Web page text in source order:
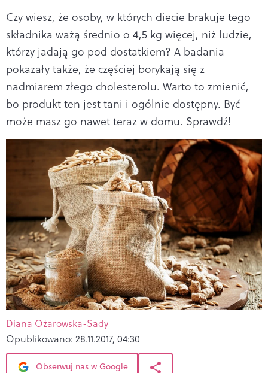
Czy wiesz, że osoby, w których diecie brakuje tego
składnika ważą średnio o 4,5 kg więcej, niż ludzie,
którzy jadają go pod dostatkiem? A badania
pokazały także, że częściej borykają się z
nadmiarem złego cholesterolu. Warto to zmienić,
bo produkt ten jest tani i ogólnie dostępny. Być
może masz go nawet teraz w domu. Sprawdź!
Diana Ożarowska-Sady
Opublikowano: 28.11.2017, 04:30
Obserwuj nas w Google